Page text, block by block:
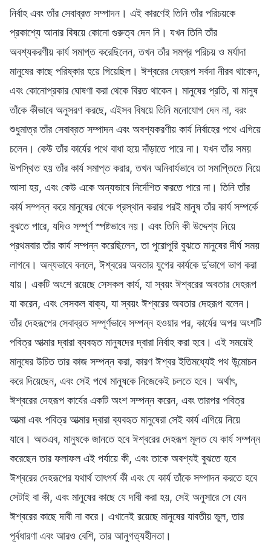
নির্বাহ এবং তাঁর সেবাব্রত সম্পাদন। এই কারণেই তিনি তাঁর পরিচয়কে
প্রকাশ্যে আনার বিষয়ে কোনো গুরুত্ব দেন নি। যখন তিনি তাঁর
অবশ্যকরণীয় কার্য সমাপ্ত করেছিলেন, তখন তাঁর সমগ্র পরিচয় ও মর্যাদা
মানুষের কাছে পরিষ্কার হয়ে গিয়েছিল। ঈশ্বরের দেহরূপ সর্বদা নীরব থাকেন,
এবং কোনোপ্রকার ঘোষণা করা থেকে বিরত থাকেন। মানুষের প্রতি, বা মানুষ
তাঁকে কীভাবে অনুসরণ করছে, এইসব বিষয়ে তিনি মনোযোগ দেন না, বরং
শুধুমাত্র তাঁর সেবাব্রত সম্পাদন এবং অবশ্যকরণীয় কার্য নির্বাহের পথে এগিয়ে
চলেন। কেউ তাঁর কার্যের পথে বাধা হয়ে দাঁড়াতে পারে না। যখন তাঁর সময়
উপস্থিত হয় তাঁর কার্য সমাপ্ত করার, তখন অনিবার্যভাবে তা সমাপ্তিতে নিয়ে
আসা হয়, এবং কেউ একে অন্যভাবে নির্দেশিত করতে পারে না। তিনি তাঁর
কার্য সম্পন্ন করে মানুষের থেকে প্রস্থান করার পরই মানুষ তাঁর কার্য সম্পর্কে
বুঝতে পারে, যদিও সম্পূর্ণ স্পষ্টভাবে নয়। এবং তিনি কী উদ্দেশ্য নিয়ে
প্রথমবার তাঁর কার্য সম্পন্ন করেছিলেন, তা পুরোপুরি বুঝতে মানুষের দীর্ঘ সময়
লাগবে। অন্যভাবে বললে, ঈশ্বরের অবতার যুগের কার্যকে দু’ভাগে ভাগ করা
যায়। একটি অংশে রয়েছে সেসকল কার্য, যা স্বয়ং ঈশ্বরের অবতার দেহরূপ
যা করেন, এবং সেসকল বাক্য, যা স্বয়ং ঈশ্বরের অবতার দেহরূপ বলেন।
তাঁর দেহরূপের সেবাব্রত সম্পূর্ণভাবে সম্পন্ন হওয়ার পর, কার্যের অপর অংশটি
পবিত্র আত্মার দ্বারা ব্যবহৃত মানুষদের দ্বারা নির্বাহ করা হবে। এই সময়েই
মানুষের উচিত তার কাজ সম্পন্ন করা, কারণ ঈশ্বর ইতিমধ্যেই পথ উন্মোচন
করে দিয়েছেন, এবং সেই পথে মানুষকে নিজেকেই চলতে হবে। অর্থাৎ,
ঈশ্বরের দেহরূপ কার্যের একটি অংশ সম্পন্ন করেন, এবং তারপর পবিত্র
আত্মা এবং পবিত্র আত্মার দ্বারা ব্যবহৃত মানুষেরা সেই কার্য এগিয়ে নিয়ে
যাবে। অতএব, মানুষকে জানতে হবে ঈশ্বরের দেহরূপ মূলত যে কার্য সম্পন্ন
করেছেন তার ফলাফল এই পর্যায়ে কী, এবং তাকে অবশ্যই বুঝতে হবে
ঈশ্বরের দেহরূপের যথার্থ তাৎপর্য কী এবং যে কার্য তাঁকে সম্পাদন করতে হবে
সেটাই বা কী, এবং মানুষের কাছে যে দাবী করা হয়, সেই অনুসারে সে যেন
ঈশ্বরের কাছে দাবী না করে। এখানেই রয়েছে মানুষের যাবতীয় ভুল, তার
পূর্বধারণা এবং আরও বেশি, তার আনুগত্যহীনতা।